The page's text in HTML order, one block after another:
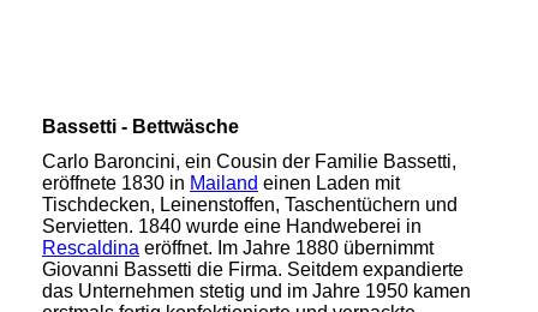
Bassetti - Bettwäsche
Carlo Baroncini, ein Cousin der Familie Bassetti,
eröffnete 1830 in Mailand einen Laden mit
Tischdecken, Leinenstoffen, Taschentüchern und
Servietten. 1840 wurde eine Handweberei in
Rescaldina eröffnet. Im Jahre 1880 übernimmt
Giovanni Bassetti die Firma. Seitdem expandierte
das Unternehmen stetig und im Jahre 1950 kamen